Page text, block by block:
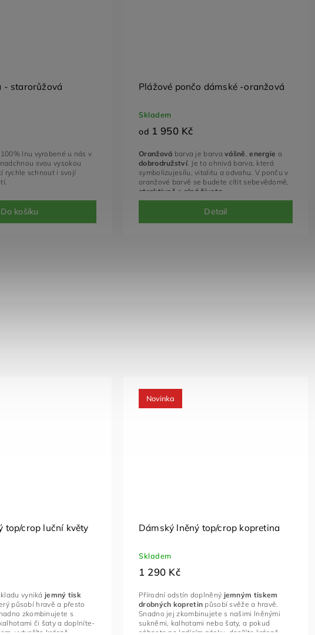
- starorůžová
Do košíku
lnu vyrobené u nás v
svou vysokou
rychle schnout i svojí
Plážové pončo dámské -oranžová
Skladem
od 1 950 Kč
Detail
Oranžová barva je barvavášně energie a
dobrodružství. Je to ohnivá barva, která
symbolizujesílu, vitalitu a odvahu. V ponču v
oranžové barvě se budete cítit sebevědomě,
atraktivně a plná života
top/crop luční květy
vyniká jemný tisk
působí hravě a přesto
zkombinujete s
či šaty a doplníte-
vytvoříte krásně
Novinka
Dámský lněný top/crop kopretina
Skladem
1 290 Kč
Přírodní odstín doplněný jemným tiskem
drobných kopretin působí svěže a hravě.
Snadno jej zkombinujete s našimi lněnými
sukněmi, kalhotami nebo šaty, a pokud
sáhnete po ladícím pásku, docílíte krásně